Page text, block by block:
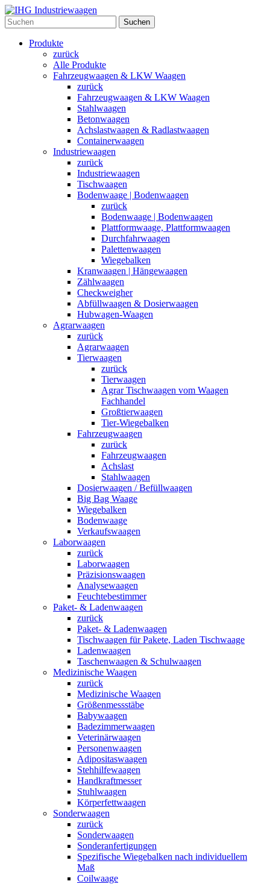
Suchen
Produkte
zurück
Alle Produkte
Fahrzeugwaagen & LKW Waagen
zurück
Fahrzeugwaagen & LKW Waagen
Stahlwaagen
Betonwaagen
Achslastwaagen & Radlastwaagen
Containerwaagen
Industriewaagen
zurück
Industriewaagen
Tischwaagen
Bodenwaage | Bodenwaagen
zurück
Bodenwaage | Bodenwaagen
Plattformwaage, Plattformwaagen
Durchfahrwaagen
Palettenwaagen
Wiegebalken
Kranwaagen | Hängewaagen
Zählwaagen
Checkweigher
Abfüllwaagen & Dosierwaagen
Hubwagen-Waagen
Agrarwaagen
zurück
Agrarwaagen
Tierwaagen
zurück
Tierwaagen
Agrar Tischwaagen vom Waagen
Fachhandel
Großtierwaagen
Tier-Wiegebalken
Fahrzeugwaagen
zurück
Fahrzeugwaagen
Achslast
Stahlwaagen
Dosierwaagen / Befüllwaagen
Big Bag Waage
Wiegebalken
Bodenwaage
Verkaufswaagen
Laborwaagen
zurück
Laborwaagen
Präzisionswaagen
Analysewaagen
Feuchtebestimmer
Paket- & Ladenwaagen
zurück
Paket- & Ladenwaagen
Tischwaagen für Pakete, Laden Tischwaage
Ladenwaagen
Taschenwaagen & Schulwaagen
Medizinische Waagen
zurück
Medizinische Waagen
Größenmessstäbe
Babywaagen
Badezimmerwaagen
Veterinärwaagen
Personenwaagen
Adipositaswaagen
Stehhilfewaagen
Handkraftmesser
Stuhlwaagen
Körperfettwaagen
Sonderwaagen
zurück
Sonderwaagen
Sonderanfertigungen
Spezifische Wiegebalken nach individuellem
Maß
Coilwaage